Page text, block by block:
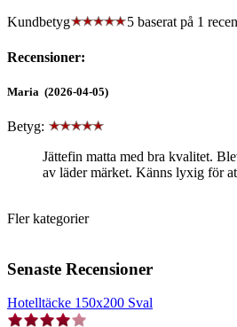
Kundbetyg 5 baserat på 1
Recensioner:
Maria (2026-04-05)
Betyg:
Jättefin matta med bra kvalitet.
av läder märket. Känns lyxig för
Fler kategorier
Senaste Recensioner
Hotelltäcke 150x200 Sval